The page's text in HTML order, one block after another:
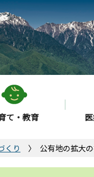
て・教育
くり 公有地の拡大